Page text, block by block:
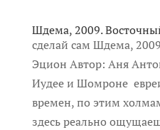
Шдема, 2009.
сделай сам Шдема,
Эцион Автор: Аня
Иудее и Шомроне
времен, по этим
здесь реально